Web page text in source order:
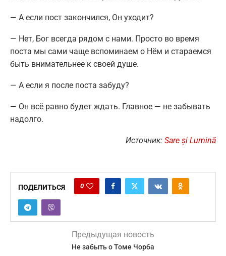
— А если пост закончился, Он уходит?
— Нет, Бог всегда рядом с нами. Просто во время
поста мы сами чаще вспоминаем о Нём и стараемся
быть внимательнее к своей душе.
— А если я после поста забуду?
— Он всё равно будет ждать. Главное — не забывать
надолго.
Источник: Sare și Lumină
ПОДЕЛИТЬСЯ 0
Предыдущая новость
Не забыть о Томе Чорба